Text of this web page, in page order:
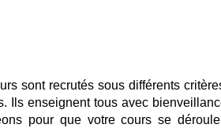
sont recrutés sous différents
Ils enseignent tous avec
pour que votre cours se